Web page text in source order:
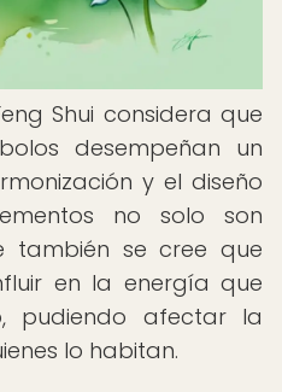
Shui considera que
desempeñan un
y el diseño
no solo son
también se cree que
en la energía que
pudiendo afectar la
lo habitan.